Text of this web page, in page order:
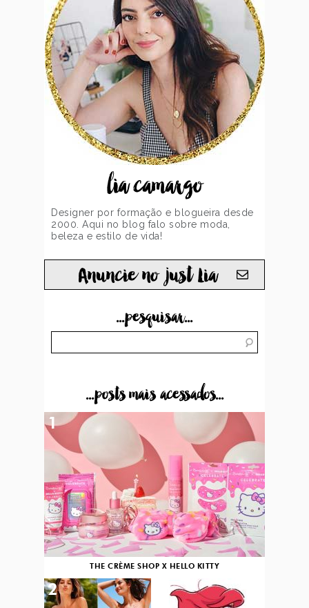
lia camargo
Designer por formação e blogueira desde
2000. Aqui no blog falo sobre moda,
beleza e estilo de vida!
Anuncie no just Lia
...pesquisar...
...posts mais acessados...
THE CRÈME SHOP X HELLO KITTY
1
2 3